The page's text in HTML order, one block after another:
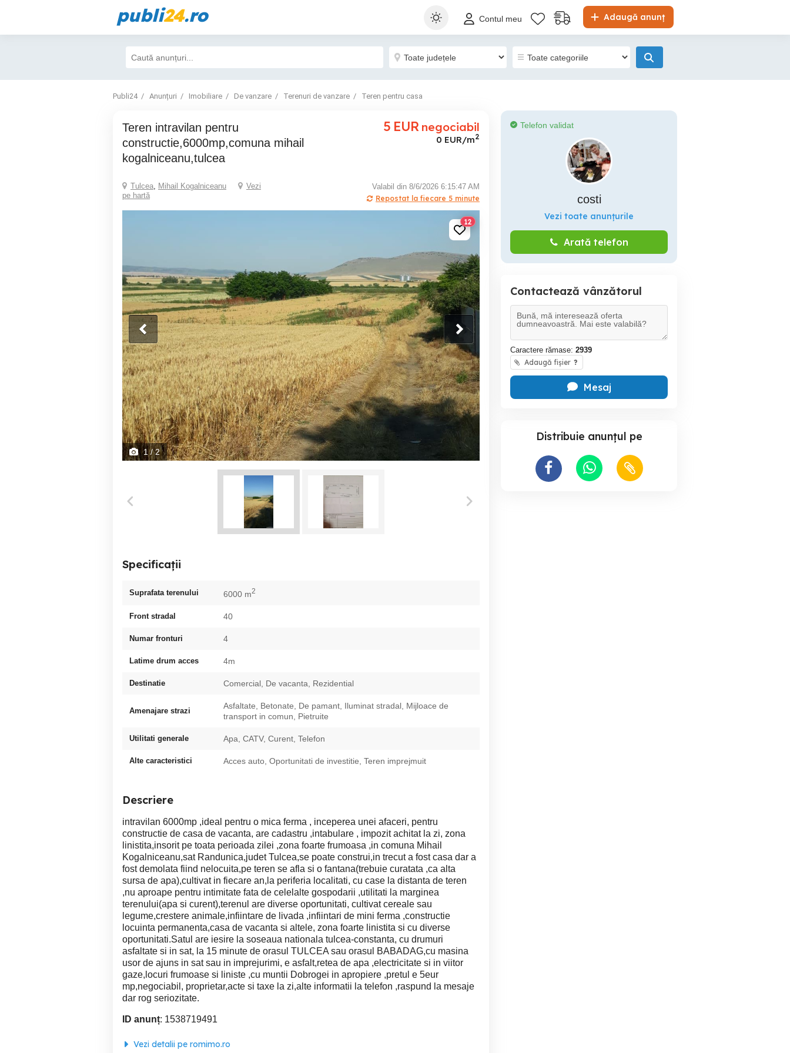
publi24.ro Adaugă anunț
Contul meu
Publi24 Anunțuri Imobiliare De vanzare Terenuri de vanzare Teren pentru casa
teren intravilan pentru
constructie,6000mp,comuna mihail
kogalniceanu,tulcea
5 EUR negociabil
0 EUR/m2
Tulcea, Mihail Kogalniceanu
Vezi
pe hartă
Valabil din 8/6/2026 6:15:47 AM
Repostat la fiecare 5 minute
12
1 / 2
Specificații
Suprafata terenului 6000 m2
Front stradal 40
Numar fronturi 4
Latime drum acces 4m
Destinatie Comercial, De vacanta, Rezidential
Amenajare strazi
Asfaltate, Betonate, De pamant, Iluminat stradal, Mijloace de
transport in comun, Pietruite
Utilitati generale Apa, CATV, Curent, Telefon
Alte caracteristici Acces auto, Oportunitati de investitie, Teren imprejmuit
Descriere
intravilan 6000mp ,ideal pentru o mica ferma , inceperea unei afaceri, pentru
constructie de casa de vacanta, are cadastru ,intabulare , impozit achitat la zi, zona
linistita,insorit pe toata perioada zilei ,zona foarte frumoasa ,in comuna Mihail
Kogalniceanu,sat Randunica,judet Tulcea,se poate construi,in trecut a fost casa dar a
fost demolata fiind nelocuita,pe teren se afla si o fantana(trebuie curatata ,ca alta
sursa de apa),cultivat in fiecare an,la periferia localitati, cu case la distanta de teren
,nu aproape pentru intimitate fata de celelalte gospodarii ,utilitati la marginea
terenului(apa si curent),terenul are diverse oportunitati, cultivat cereale sau
legume,crestere animale,infiintare de livada ,infiintari de mini ferma ,constructie
locuinta permanenta,casa de vacanta si altele, zona foarte linistita si cu diverse
oportunitati.Satul are iesire la soseaua nationala tulcea-constanta, cu drumuri
asfaltate si in sat, la 15 minute de orasul TULCEA sau orasul BABADAG,cu masina
usor de ajuns in sat sau in imprejurimi, e asfalt,retea de apa ,electricitate si in viitor
gaze,locuri frumoase si liniste ,cu muntii Dobrogei in apropiere ,pretul e 5eur
mp,negociabil, proprietar,acte si taxe la zi,alte informatii la telefon ,raspund la mesaje
dar rog seriozitate.
ID anunț: 1538719491
Vezi detalii pe romimo.ro
Telefon validat
costi
Vezi toate anunțurile
Arată telefon
Contactează vânzătorul
Caractere rămase: 2939
Adaugă fișier ?
Mesaj
Distribuie anunțul pe